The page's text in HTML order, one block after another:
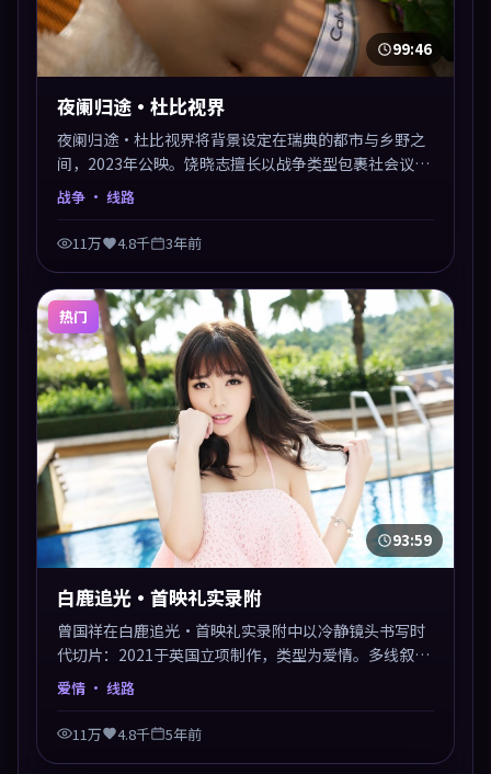
99:46
夜阑归途·杜比视界
夜阑归途·杜比视界将背景设定在瑞典的都市与乡野之
间，2023年公映。饶晓志擅长以战争类型包裹社会议
题，节奏张弛有度，留白处耐人寻味。剪辑利落，悬念
战争 · 线路
11万 4.8千 3年前
热门
93:59
白鹿追光·首映礼实录附
曾国祥在白鹿追光·首映礼实录附中以冷静镜头书写时
代切片：2021于英国立项制作，类型为爱情。多线叙事
交汇于终局，真相与救赎并行，适合喜欢细读表演的影
迷。摄影与配乐高度统一，城市夜景与内心戏互为镜
像。
爱情 · 线路
11万 4.8千 5年前